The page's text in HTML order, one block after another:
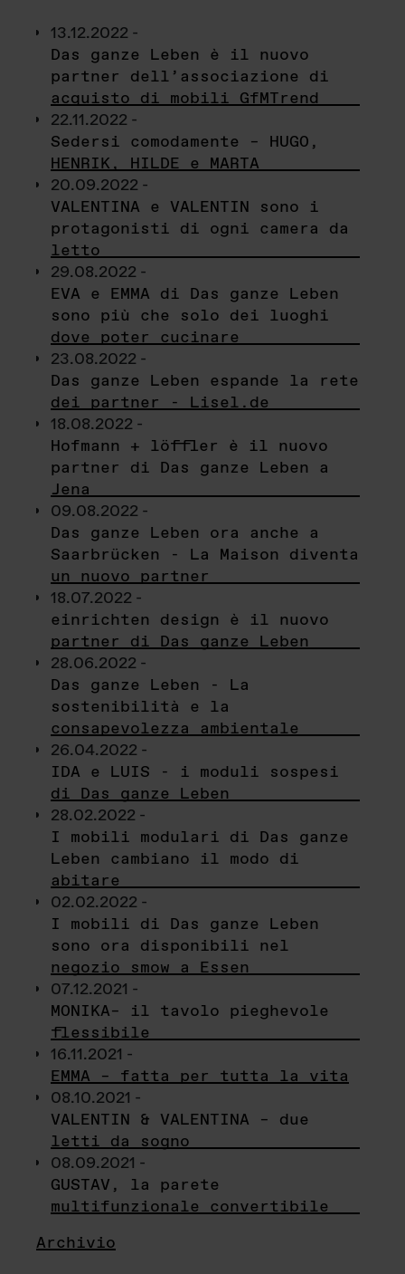
13.12.2022 -
Das ganze Leben è il nuovo
partner dell’associazione di
acquisto di mobili GfMTrend
22.11.2022 -
Sedersi comodamente – HUGO,
HENRIK, HILDE e MARTA
20.09.2022 -
VALENTINA e VALENTIN sono i
protagonisti di ogni camera da
letto
29.08.2022 -
EVA e EMMA di Das ganze Leben
sono più che solo dei luoghi
dove poter cucinare
23.08.2022 -
Das ganze Leben espande la rete
dei partner - Lisel.de
18.08.2022 -
Hofmann + löffler è il nuovo
partner di Das ganze Leben a
Jena
09.08.2022 -
Das ganze Leben ora anche a
Saarbrücken - La Maison diventa
un nuovo partner
18.07.2022 -
einrichten design è il nuovo
partner di Das ganze Leben
28.06.2022 -
Das ganze Leben - La
sostenibilità e la
consapevolezza ambientale
26.04.2022 -
IDA e LUIS - i moduli sospesi
di Das ganze Leben
28.02.2022 -
I mobili modulari di Das ganze
Leben cambiano il modo di
abitare
02.02.2022 -
I mobili di Das ganze Leben
sono ora disponibili nel
negozio smow a Essen
07.12.2021 -
MONIKA– il tavolo pieghevole
flessibile
16.11.2021 -
EMMA – fatta per tutta la vita
08.10.2021 -
VALENTIN & VALENTINA – due
letti da sogno
08.09.2021 -
GUSTAV, la parete
multifunzionale convertibile
Archivio